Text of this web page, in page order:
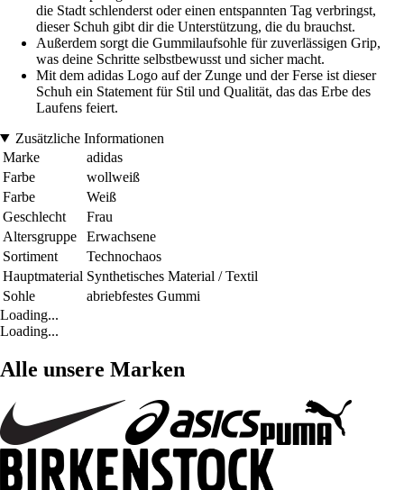
die Stadt schlenderst oder einen entspannten Tag verbringst,
dieser Schuh gibt dir die Unterstützung, die du brauchst.
Außerdem sorgt die Gummilaufsohle für zuverlässigen Grip,
was deine Schritte selbstbewusst und sicher macht.
Mit dem adidas Logo auf der Zunge und der Ferse ist dieser
Schuh ein Statement für Stil und Qualität, das das Erbe des
Laufens feiert.
Zusätzliche Informationen
Marke
adidas
Farbe
wollweiß
Farbe
Weiß
Geschlecht
Frau
Altersgruppe
Erwachsene
Sortiment
Technochaos
Hauptmaterial Synthetisches Material / Textil
Sohle
abriebfestes Gummi
Loading...
Loading...
Alle unsere Marken